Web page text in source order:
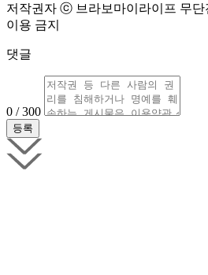
저작권자 ⓒ 브라보마이라이프 무
이용 금지
댓글
0 / 300